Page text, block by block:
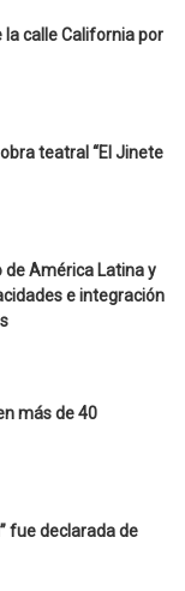
calle California por
teatral “El Jinete
de América Latina y
e integración
más de 40
fue declarada de